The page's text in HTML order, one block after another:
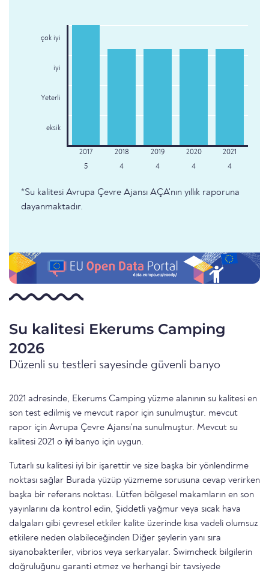
çok iyi
iyi
Yeterli
eksik
5 4 4 4 4
*Su kalitesi Avrupa Çevre Ajansı AÇA'nın yıllık raporuna
dayanmaktadır.
Su kalitesi Ekerums Camping
2026
Düzenli su testleri sayesinde güvenli banyo
2021 adresinde, Ekerums Camping yüzme alanının su kalitesi en
son test edilmiş ve mevcut rapor için sunulmuştur. mevcut
rapor için Avrupa Çevre Ajansı'na sunulmuştur. Mevcut su
kalitesi 2021 o iyi banyo için uygun.
Tutarlı su kalitesi iyi bir işarettir ve size başka bir yönlendirme
noktası sağlar Burada yüzüp yüzmeme sorusuna cevap verirken
başka bir referans noktası. Lütfen bölgesel makamların en son
yayınlarını da kontrol edin, Şiddetli yağmur veya sıcak hava
dalgaları gibi çevresel etkiler kalite üzerinde kısa vadeli olumsuz
etkilere neden olabileceğinden Diğer şeylerin yanı sıra
siyanobakteriler, vibrios veya serkaryalar. Swimcheck bilgilerin
doğruluğunu garanti etmez ve herhangi bir tavsiyede